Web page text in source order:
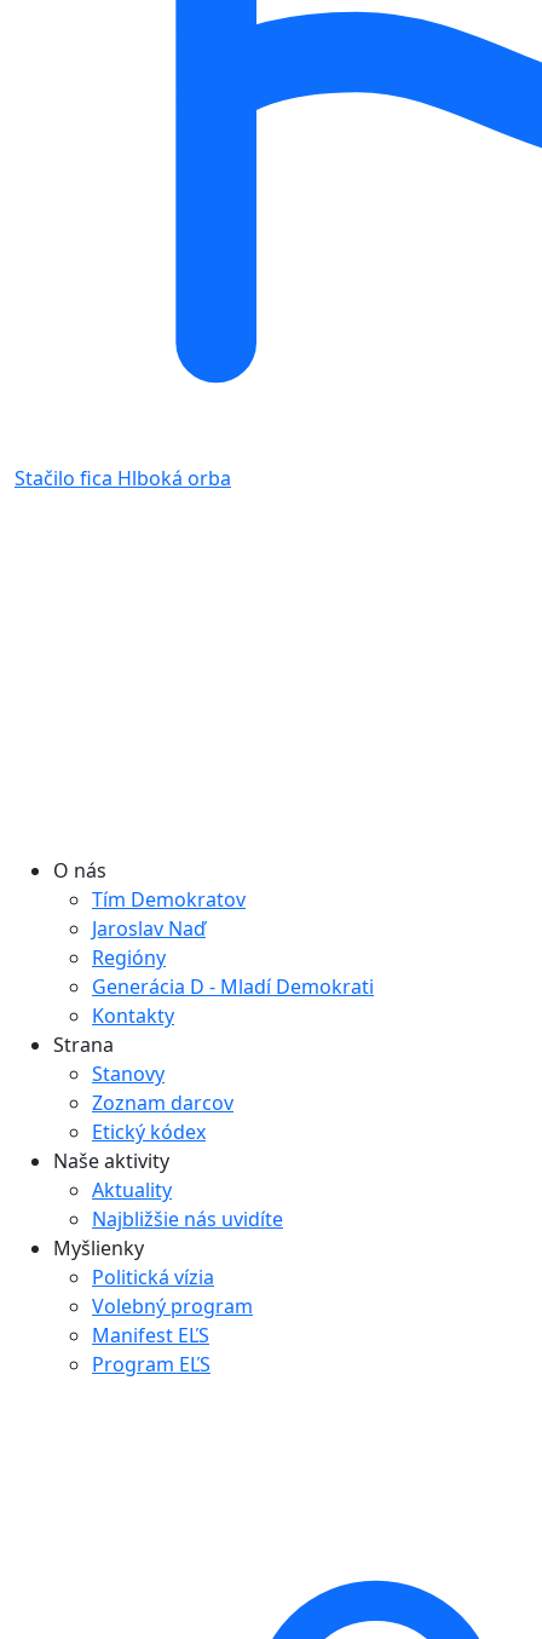
Stačilo fica Hlboká orba
O nás
Tím Demokratov
Jaroslav Naď
Regióny
Generácia D - Mladí Demokrati
Kontakty
Strana
Stanovy
Zoznam darcov
Etický kódex
Naše aktivity
Aktuality
Najbližšie nás uvidíte
Myšlienky
Politická vízia
Volebný program
Manifest EĽS
Program EĽS